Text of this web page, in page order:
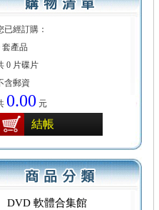
已經訂購：
套產品
0 片碟片
含郵資
0.00 元
結帳
DVD 軟體合集館